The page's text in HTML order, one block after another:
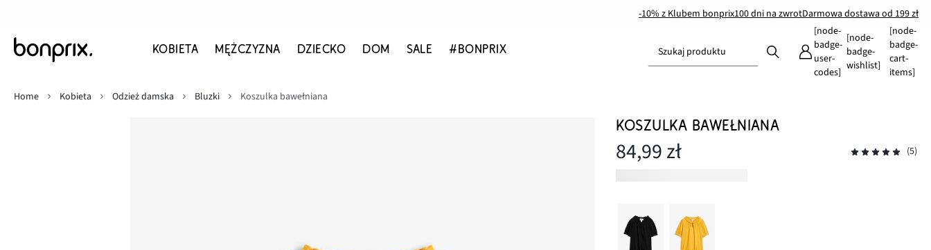
-10% z Klubem bonprix100 dni na zwrotDarmowa dostawa od 199 zł
KOBIETA MĘŻCZYZNA DZIECKO DOM SALE #BONPRIX Szukaj produktu
[node-
badge-
user-
codes]
[node-
badge-
wishlist]
[node-
badge-
cart-
items]
Home
Kobieta Odzież damska Bluzki Koszulka bawełniana
KOSZULKA BAWEŁNIANA
84,99 zł (5)